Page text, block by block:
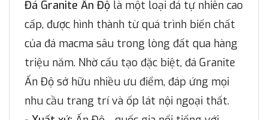
Đá Granite Ấn Độ là một loại đá tự nhiên cao
cấp, được hình thành từ quá trình biến chất
của đá macma sâu trong lòng đất qua hàng
triệu năm. Nhờ cấu tạo đặc biệt, đá Granite
Ấn Độ sở hữu nhiều ưu điểm, đáp ứng mọi
nhu cầu trang trí và ốp lát nội ngoại thất.